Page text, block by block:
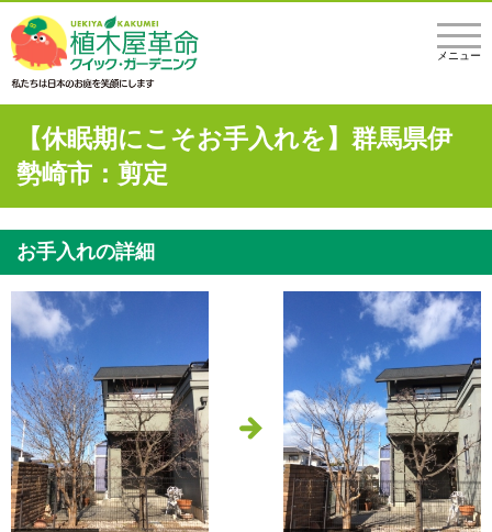
メニュー
【休眠期にこそお手入れを】群馬県伊
勢崎市：剪定
お手入れの詳細